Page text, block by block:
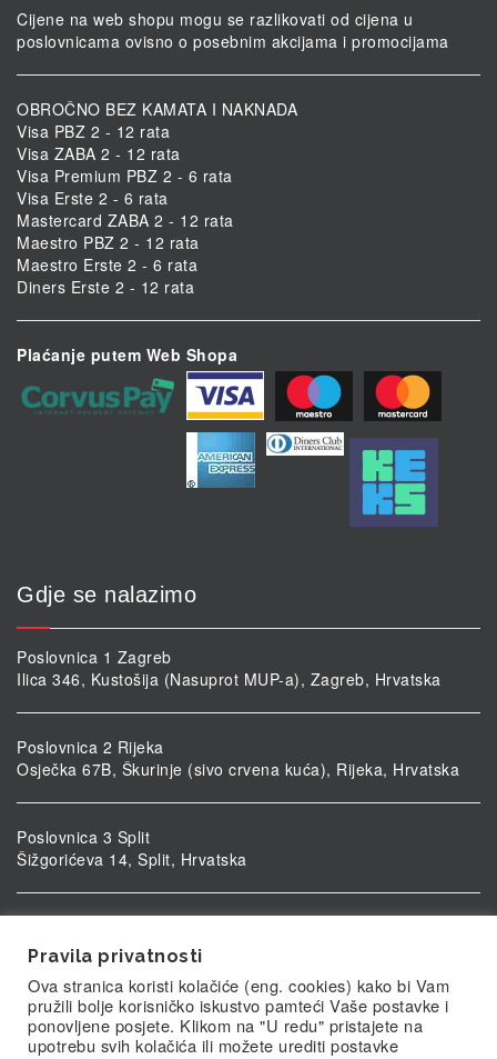
Cijene na web shopu mogu se razlikovati od cijena u
poslovnicama ovisno o posebnim akcijama i promocijama
OBROČNO BEZ KAMATA I NAKNADA
Visa PBZ 2 - 12 rata
Visa ZABA 2 - 12 rata
Visa Premium PBZ 2 - 6 rata
Visa Erste 2 - 6 rata
Mastercard ZABA 2 - 12 rata
Maestro PBZ 2 - 12 rata
Maestro Erste 2 - 6 rata
Diners Erste 2 - 12 rata
Plaćanje putem Web Shopa
Gdje se nalazimo
Poslovnica 1 Zagreb
Ilica 346, Kustošija (Nasuprot MUP-a), Zagreb, Hrvatska
Poslovnica 2 Rijeka
Osječka 67B, Škurinje (sivo crvena kuća), Rijeka, Hrvatska
Poslovnica 3 Split
Šižgorićeva 14, Split, Hrvatska
Ulica kardinala Alojzija Stepinca 5, Vukovar, Hrvatska
Pravila privatnosti
Ova stranica koristi kolačiće (eng. cookies) kako bi Vam
pružili bolje korisničko iskustvo pamteći Vaše postavke i
ponovljene posjete. Klikom na "U redu" pristajete na
upotrebu svih kolačića ili možete urediti postavke